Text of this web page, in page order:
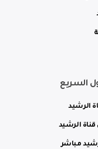
السريع
الرشيد
الرشيد
مباشر